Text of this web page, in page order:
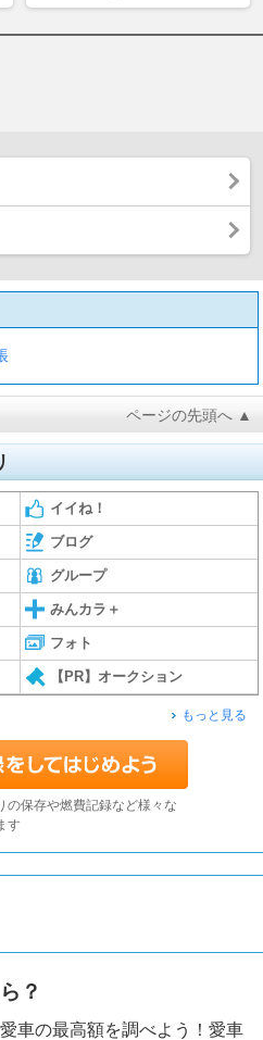
ページの先頭へ ▲
イイね！
ブログ
グループ
みんカラ＋
フォト
【PR】オークション
もっと見る
の保存や燃費記録など様々な
す
？
車の最高額を調べよう！愛車